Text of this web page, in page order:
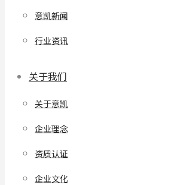
意凯新闻
行业资讯
关于我们
关于意凯
企业理念
资质认证
企业文化